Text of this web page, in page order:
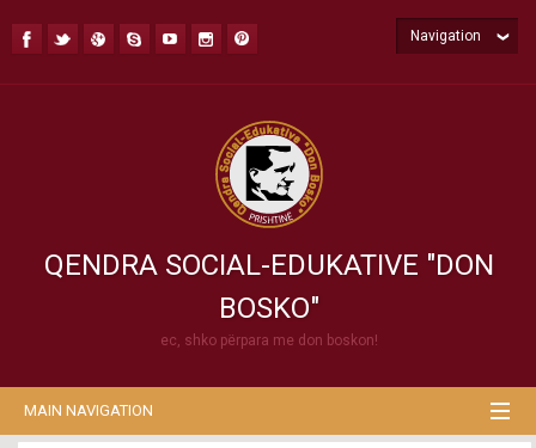
QENDRA SOCIAL-EDUKATIVE "DON
BOSKO"
ec, shko përpara me don boskon!
Navigation
MAIN NAVIGATION